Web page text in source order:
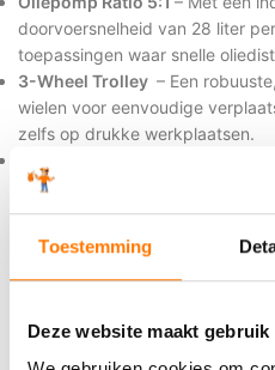
Toestemming
Deze website maakt
doorvoersnelheid van 28 liter
toepassingen waar snelle
3-Wheel Trolley – Een
wielen voor eenvoudige
zelfs op drukke werkplaatsen.
–
lengte van 3,0 meter (½” M-F),
een veilige en efficiënte
Let op:Deze set wordt geleverd
Voordelen van Deze Oliepomp
Lees verder
Extra